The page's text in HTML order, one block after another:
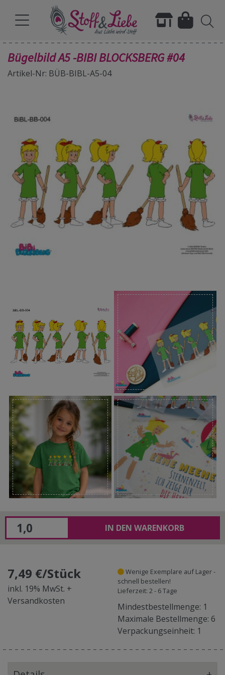
Bügelbild A5 -BIBI BLOCKSBERG #04
Artikel-Nr: BÜB-BIBL-A5-04
IN DEN WARENKORB
7,49 €/Stück
inkl. 19% MwSt. +
Versandkosten
Wenige Exemplare auf Lager -
schnell bestellen!
Lieferzeit: 2 - 6 Tage
Mindestbestellmenge: 1
Maximale Bestellmenge: 6
Verpackungseinheit: 1